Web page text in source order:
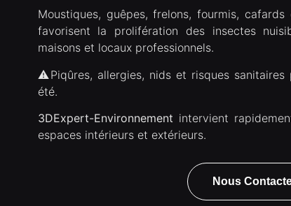
Moustiques, guêpes, frelons, fourmis,
favorisent la prolifération des insectes
maisons et locaux professionnels.
⚠️Piqûres, allergies, nids et risques
été.
3DExpert-Environnement intervient
espaces intérieurs et extérieurs.
Nous